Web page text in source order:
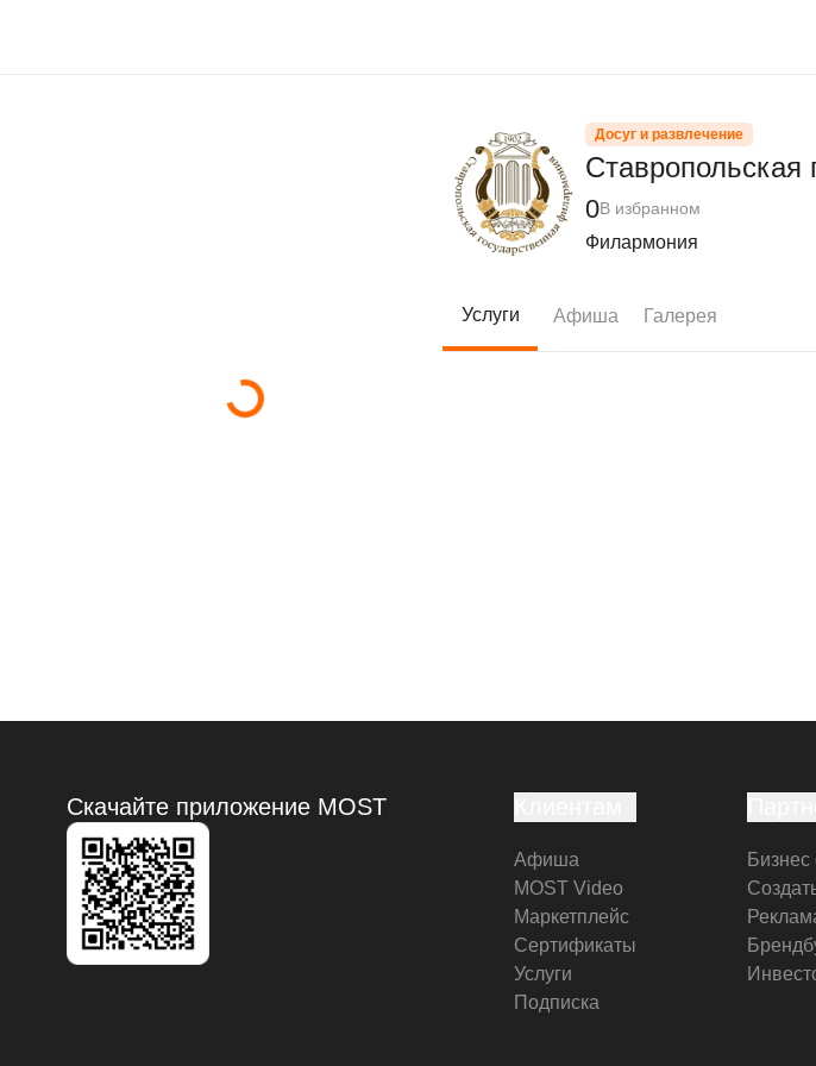
Досуг и развлечение
Ставропольская
0В избранном
Филармония
Услуги Афиша Галерея
Скачайте приложение MOST
Афиша
MOST Video
Маркетплейс
Сертификаты
Услуги
Подписка
Бизнес